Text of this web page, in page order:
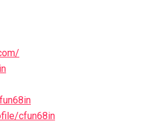
cfun68in